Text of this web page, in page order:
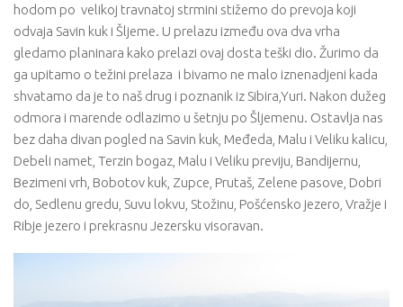
hodom po velikoj travnatoj strmini stižemo do prevoja koji
odvaja Savin kuk i Šljeme. U prelazu između ova dva vrha
gledamo planinara kako prelazi ovaj dosta teški dio. Žurimo da
ga upitamo o težini prelaza i bivamo ne malo iznenadjeni kada
shvatamo da je to naš drug i poznanik iz Sibira,Yuri. Nakon dužeg
odmora i marende odlazimo u šetnju po Šljemenu. Ostavlja nas
bez daha divan pogled na Savin kuk, Međeda, Malu i Veliku kalicu,
Debeli namet, Terzin bogaz, Malu i Veliku previju, Bandijernu,
Bezimeni vrh, Bobotov kuk, Zupce, Prutaš, Zelene pasove, Dobri
do, Sedlenu gredu, Suvu lokvu, Stožinu, Pošćensko jezero, Vražje i
Ribje jezero i prekrasnu Jezersku visoravan.